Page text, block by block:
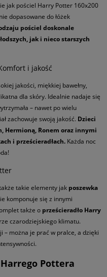
jak pościel Harry Potter 160x200
dopasowane do łóżek
pościel doskonale
jak i nieco starszych
i jakość
jakości, miękkiej bawełny,
dla skóry. Idealnie nadaje się
– nawet po wielu
zachowuje swoją jakość. Dzieci
Hermioną, Ronem oraz innymi
i prześcieradłach. Każda noc
takie elementy jak poszewka
komponuje się z innymi
także o prześcieradło Harry
czarodziejskiego klimatu.
– można je prać w pralce, a dzięki
Pottera